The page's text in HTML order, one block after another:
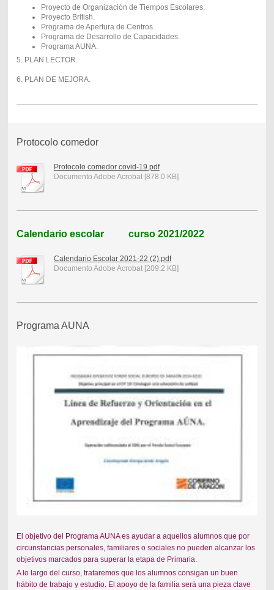
Proyecto de Organización de Tiempos Escolares.
Proyecto British.
Programa de Apertura de Centros.
Programa de Desarrollo de Capacidades.
Programa AUNA.
5. PLAN LECTOR.
6. PLAN DE MEJORA.
Protocolo comedor
Protocolo comedor covid-19.pdf
Documento Adobe Acrobat [878.0 KB]
Calendario escolar curso 2021/2022
Calendario Escolar 2021-22 (2).pdf
Documento Adobe Acrobat [209.2 KB]
Programa AUNA
El objetivo del Programa AUNA es ayudar a aquellos alumnos que por
circunstancias personales, familiares o sociales no pueden alcanzar los
objetivos marcados para superar la etapa de Primaria.
A lo largo del curso, trataremos que los alumnos consigan un buen
hábito de trabajo y estudio. El apoyo de la familia será una pieza clave